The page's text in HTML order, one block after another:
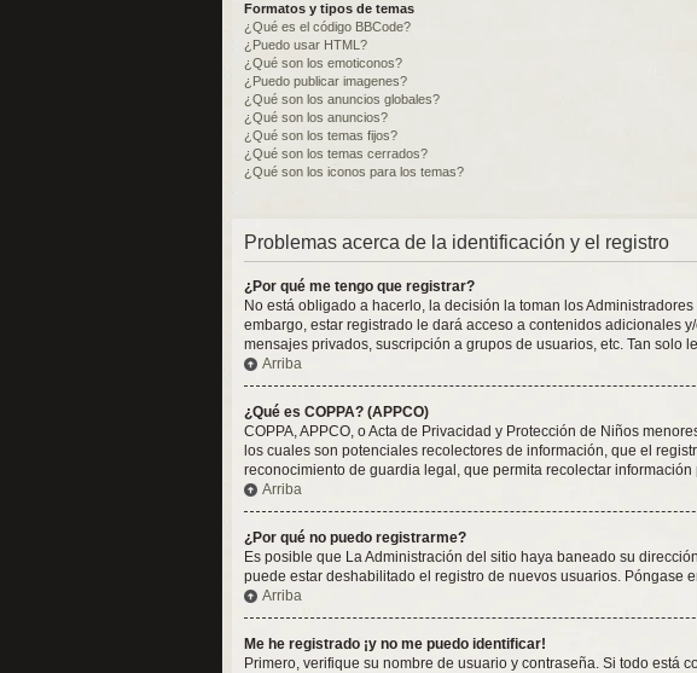
Formatos y tipos de temas
¿Qué es el código BBCode?
¿Puedo usar HTML?
¿Qué son los emoticonos?
¿Puedo publicar imagenes?
¿Qué son los anuncios globales?
¿Qué son los anuncios?
¿Qué son los temas fijos?
¿Qué son los temas cerrados?
¿Qué son los iconos para los temas?
Problemas acerca de la identificación y el registro
¿Por qué me tengo que registrar?
No está obligado a hacerlo, la decisión la toman los
embargo, estar registrado le dará acceso a contenidos adicionales
mensajes privados, suscripción a grupos de usuarios, etc. Tan solo
Arriba
¿Qué es COPPA? (APPCO)
COPPA, APPCO, o Acta de Privacidad y Protección de Niños
los cuales son potenciales recolectores de información, que el
reconocimiento de guardia legal, que permita recolectar
Arriba
¿Por qué no puedo registrarme?
Es posible que La Administración del sitio haya baneado su
puede estar deshabilitado el registro de nuevos usuarios. Póngase
Arriba
Me he registrado ¡y no me puedo identificar!
Primero, verifique su nombre de usuario y contraseña. Si todo está